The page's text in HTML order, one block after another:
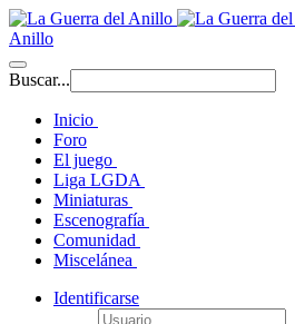
Anillo
Buscar...
Inicio
Foro
El juego
Liga LGDA
Miniaturas
Escenografía
Comunidad
Miscelánea
Identificarse